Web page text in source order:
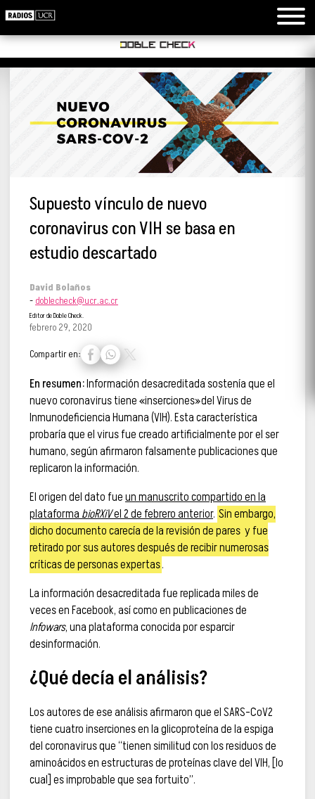
Supuesto vínculo de nuevo
coronavirus con VIH se basa en
estudio descartado
David Bolaños
- doblecheck@ucr.ac.cr
Editor de Doble Check.
febrero 29, 2020
Compartir en:
En resumen:Información desacreditada sostenía que el
nuevo coronavirus tiene «inserciones»del Virus de
Inmunodeficiencia Humana (VIH). Esta característica
probaría que el virus fue creado artificialmente por el ser
humano, según afirmaron falsamente publicaciones que
replicaron la información.
El origen del dato fueun manuscrito compartido en la
plataformabioRXiVel 2 de febrero anterior. Sin embargo,
dicho documento carecía de la revisión de pares y fue
retirado por sus autores después de recibir numerosas
críticas de personas expertas.
La información desacreditada fue replicada miles de
veces en Facebook, así como en publicaciones de
Infowars, una plataforma conocida por esparcir
desinformación.
¿Qué decía el análisis?
Los autores de ese análisis afirmaron que el SARS-CoV2
tiene cuatro inserciones en la glicoproteína de la espiga
del coronavirus que “tienen similitud con los residuos de
aminoácidos en estructuras de proteínas clave del VIH, [lo
cual] es improbable que sea fortuito”.